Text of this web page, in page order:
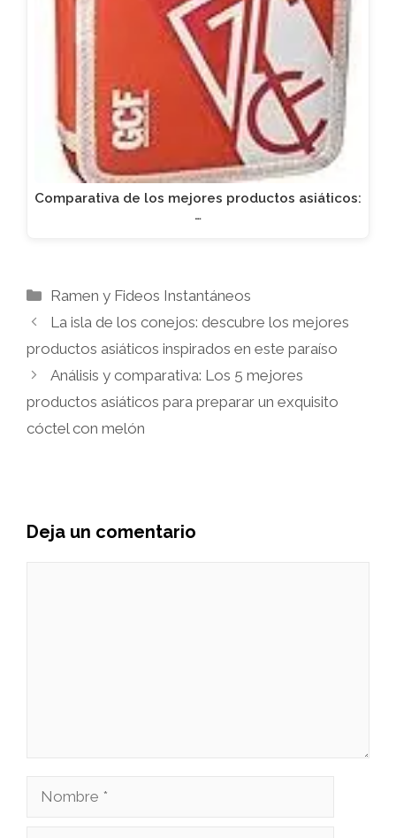
Comparativa de los mejores productos asiáticos:
…
Categorías
Ramen y Fideos Instantáneos
La isla de los conejos: descubre los mejores
productos asiáticos inspirados en este paraíso
Análisis y comparativa: Los 5 mejores
productos asiáticos para preparar un exquisito
cóctel con melón
Deja un comentario
Nombre